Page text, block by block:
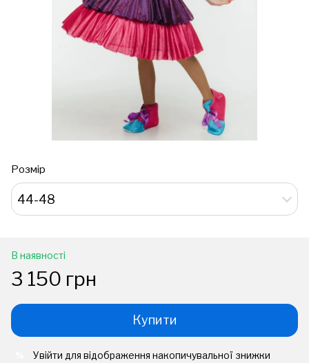
Розмір
44-48
В наявності
3 150 грн
Купити
Увійти для відображення накопичувальної знижки